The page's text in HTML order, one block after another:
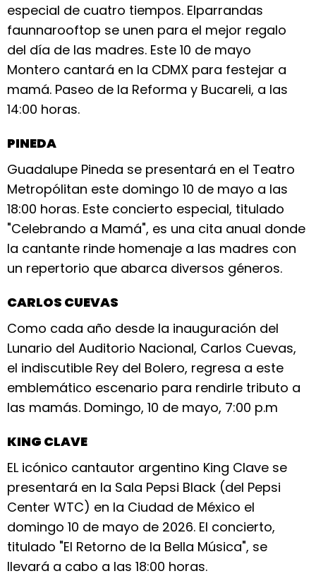
especial de cuatro tiempos. Elparrandas
faunnarooftop se unen para el mejor regalo
del día de las madres. Este 10 de mayo
Montero cantará en la CDMX para festejar a
mamá. Paseo de la Reforma y Bucareli, a las
14:00 horas.
PINEDA
Guadalupe Pineda se presentará en el Teatro
Metropólitan este domingo 10 de mayo a las
18:00 horas. Este concierto especial, titulado
"Celebrando a Mamá", es una cita anual donde
la cantante rinde homenaje a las madres con
un repertorio que abarca diversos géneros.
CARLOS CUEVAS
Como cada año desde la inauguración del
Lunario del Auditorio Nacional, Carlos Cuevas,
el indiscutible Rey del Bolero, regresa a este
emblemático escenario para rendirle tributo a
las mamás. Domingo, 10 de mayo, 7:00 p.m
KING CLAVE
EL icónico cantautor argentino King Clave se
presentará en la Sala Pepsi Black (del Pepsi
Center WTC) en la Ciudad de México el
domingo 10 de mayo de 2026. El concierto,
titulado "El Retorno de la Bella Música", se
llevará a cabo a las 18:00 horas.